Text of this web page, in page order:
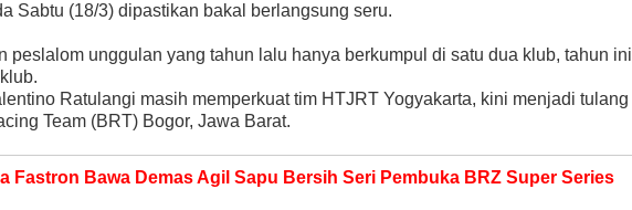
Sabtu (18/3) dipastikan bakal berlangsung seru.
peslalom unggulan yang tahun lalu hanya berkumpul di satu dua klub, tahun ini
Ratulangi masih memperkuat tim HTJRT Yogyakarta, kini menjadi tulang
Team (BRT) Bogor, Jawa Barat.
Fastron Bawa Demas Agil Sapu Bersih Seri Pembuka BRZ Super Series